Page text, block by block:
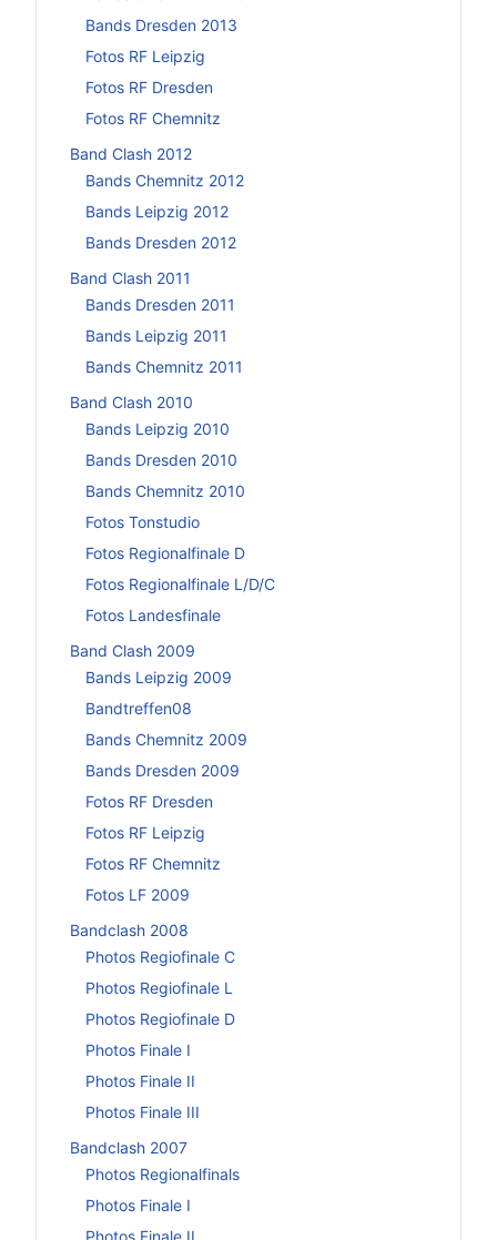
Bands Dresden 2013
Fotos RF Leipzig
Fotos RF Dresden
Fotos RF Chemnitz
Band Clash 2012
Bands Chemnitz 2012
Bands Leipzig 2012
Bands Dresden 2012
Band Clash 2011
Bands Dresden 2011
Bands Leipzig 2011
Bands Chemnitz 2011
Band Clash 2010
Bands Leipzig 2010
Bands Dresden 2010
Bands Chemnitz 2010
Fotos Tonstudio
Fotos Regionalfinale D
Fotos Regionalfinale L/D/C
Fotos Landesfinale
Band Clash 2009
Bands Leipzig 2009
Bandtreffen08
Bands Chemnitz 2009
Bands Dresden 2009
Fotos RF Dresden
Fotos RF Leipzig
Fotos RF Chemnitz
Fotos LF 2009
Bandclash 2008
Photos Regiofinale C
Photos Regiofinale L
Photos Regiofinale D
Photos Finale I
Photos Finale II
Photos Finale III
Bandclash 2007
Photos Regionalfinals
Photos Finale I
Photos Finale II